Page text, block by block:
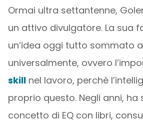
Ormai ultra settantenne,
un attivo divulgatore. La sua
un’idea oggi tutto sommato
universalmente, ovvero
skillnel lavoro, perchè
proprio questo. Negli anni, ha
concetto di EQ con libri,